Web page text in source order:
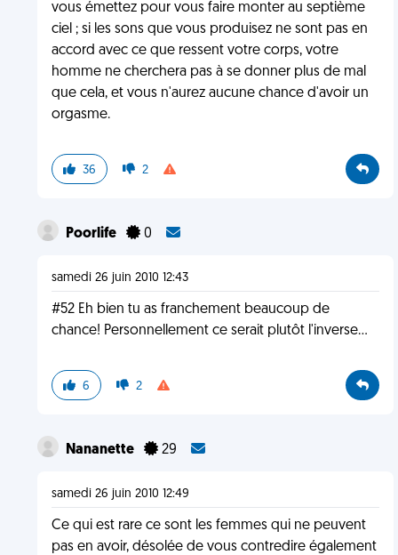
vous émettez pour vous faire monter au septième
ciel ; si les sons que vous produisez ne sont pas en
accord avec ce que ressent votre corps, votre
homme ne cherchera pas à se donner plus de mal
que cela, et vous n'aurez aucune chance d'avoir un
orgasme.
36 2
Poorlife 0
samedi 26 juin 2010 12:43
#52 Eh bien tu as franchement beaucoup de
chance! Personnellement ce serait plutôt l'inverse...
6 2
Nananette 29
samedi 26 juin 2010 12:49
Ce qui est rare ce sont les femmes qui ne peuvent
pas en avoir, désolée de vous contredire également